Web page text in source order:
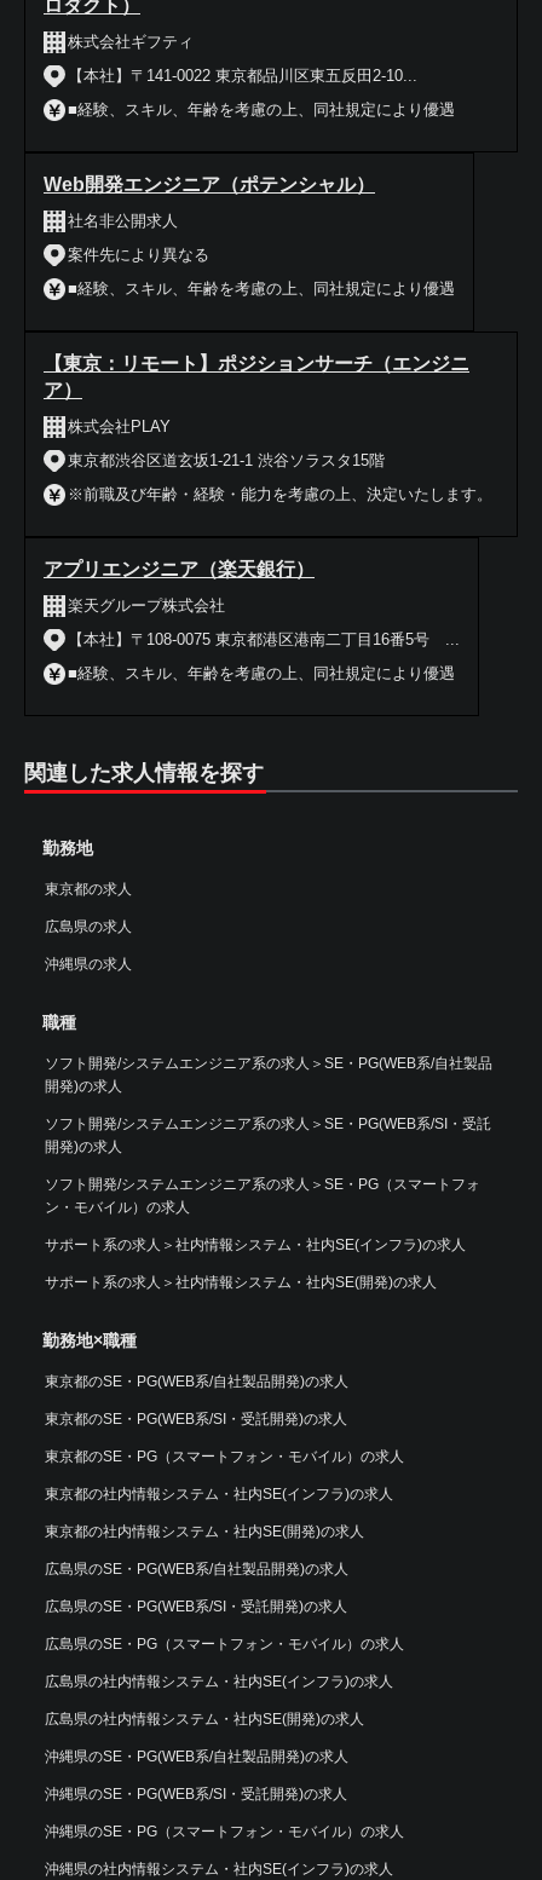
ロダクト）
株式会社ギフティ
【本社】〒141-0022 東京都品川区東五反田2-10...
■経験、スキル、年齢を考慮の上、同社規定により優遇
Web開発エンジニア（ポテンシャル）
社名非公開求人
案件先により異なる
■経験、スキル、年齢を考慮の上、同社規定により優遇
【東京：リモート】ポジションサーチ（エンジニ
ア）
株式会社PLAY
東京都渋谷区道玄坂1-21-1 渋谷ソラスタ15階
※前職及び年齢・経験・能力を考慮の上、決定いたします。
アプリエンジニア（楽天銀行）
楽天グループ株式会社
【本社】〒108-0075 東京都港区港南二丁目16番5号 ...
■経験、スキル、年齢を考慮の上、同社規定により優遇
関連した求人情報を探す
勤務地
東京都の求人
広島県の求人
沖縄県の求人
職種
ソフト開発/システムエンジニア系の求人 ＞ SE・PG(WEB系/自社製品
開発)の求人
ソフト開発/システムエンジニア系の求人 ＞ SE・PG(WEB系/SI・受託
開発)の求人
ソフト開発/システムエンジニア系の求人 ＞ SE・PG（スマートフォ
ン・モバイル）の求人
サポート系の求人 ＞ 社内情報システム・社内SE(インフラ)の求人
サポート系の求人 ＞ 社内情報システム・社内SE(開発)の求人
勤務地×職種
東京都のSE・PG(WEB系/自社製品開発)の求人
東京都のSE・PG(WEB系/SI・受託開発)の求人
東京都のSE・PG（スマートフォン・モバイル）の求人
東京都の社内情報システム・社内SE(インフラ)の求人
東京都の社内情報システム・社内SE(開発)の求人
広島県のSE・PG(WEB系/自社製品開発)の求人
広島県のSE・PG(WEB系/SI・受託開発)の求人
広島県のSE・PG（スマートフォン・モバイル）の求人
広島県の社内情報システム・社内SE(インフラ)の求人
広島県の社内情報システム・社内SE(開発)の求人
沖縄県のSE・PG(WEB系/自社製品開発)の求人
沖縄県のSE・PG(WEB系/SI・受託開発)の求人
沖縄県のSE・PG（スマートフォン・モバイル）の求人
沖縄県の社内情報システム・社内SE(インフラ)の求人